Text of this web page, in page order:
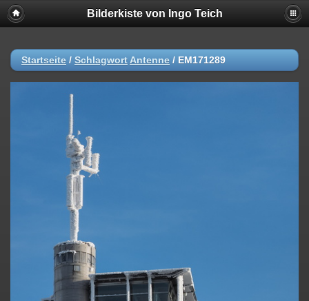
Bilderkiste von Ingo Teich
Startseite / Schlagwort Antenne / EM171289